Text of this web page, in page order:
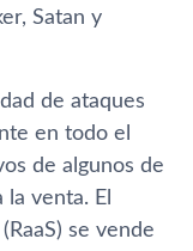
Satan y
de ataques
en todo el
de algunos de
venta. El
se vende